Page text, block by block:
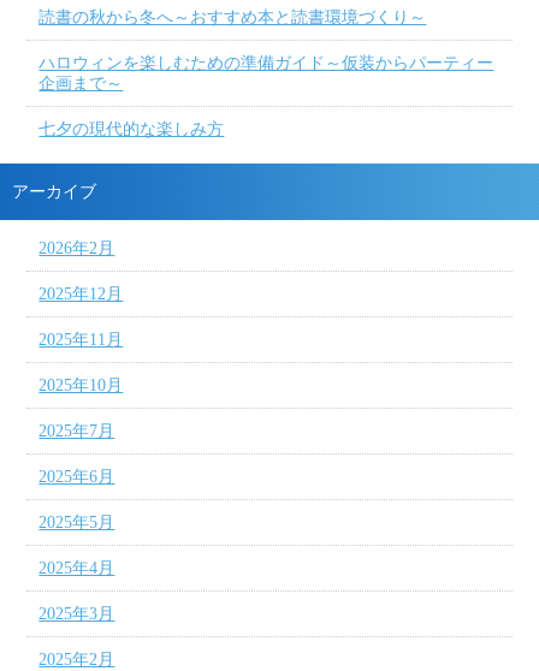
読書の秋から冬へ～おすすめ本と読書環境づくり～
ハロウィンを楽しむための準備ガイド～仮装からパーティー
企画まで～
七夕の現代的な楽しみ方
アーカイブ
2026年2月
2025年12月
2025年11月
2025年10月
2025年7月
2025年6月
2025年5月
2025年4月
2025年3月
2025年2月